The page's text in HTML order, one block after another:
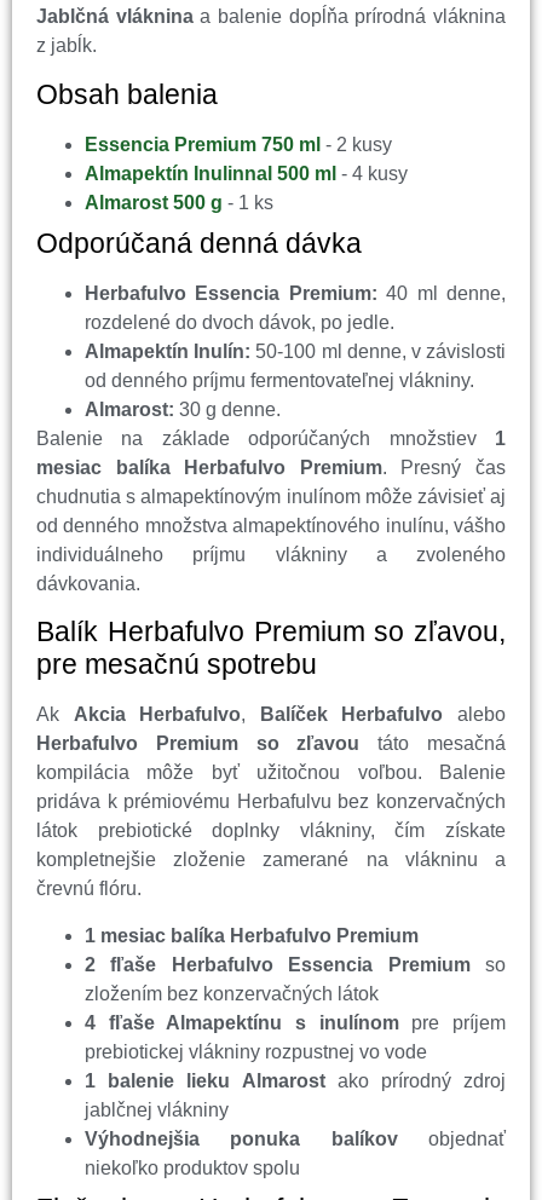
Jablčná vlákninaa balenie dopĺňa prírodná vláknina
z jabĺk.
Obsah balenia
Essencia Premium 750 ml - 2 kusy
Almapektín Inulinnal 500 ml - 4 kusy
Almarost 500 g - 1 ks
Odporúčaná denná dávka
Herbafulvo Essencia Premium: 40 ml denne,
rozdelené do dvoch dávok, po jedle.
Almapektín Inulín: 50-100 ml denne, v závislosti
od denného príjmu fermentovateľnej vlákniny.
Almarost: 30 g denne.
Balenie na základe odporúčaných množstiev 1
mesiac balíka Herbafulvo Premium. Presný čas
chudnutia s almapektínovým inulínom môže závisieť aj
od denného množstva almapektínového inulínu, vášho
individuálneho príjmu vlákniny a zvoleného
dávkovania.
Balík Herbafulvo Premium so zľavou,
pre mesačnú spotrebu
Ak Akcia Herbafulvo, Balíček Herbafulvo alebo
Herbafulvo Premium so zľavou táto mesačná
kompilácia môže byť užitočnou voľbou. Balenie
pridáva k prémiovému Herbafulvu bez konzervačných
látok prebiotické doplnky vlákniny, čím získate
kompletnejšie zloženie zamerané na vlákninu a
črevnú flóru.
1 mesiac balíka Herbafulvo Premium
2 fľaše Herbafulvo Essencia Premiumso
zložením bez konzervačných látok
4 fľaše Almapektínu s inulínompre príjem
prebiotickej vlákniny rozpustnej vo vode
1 balenie lieku Almarostako prírodný zdroj
jablčnej vlákniny
Výhodnejšia ponuka balíkovobjednať
niekoľko produktov spolu